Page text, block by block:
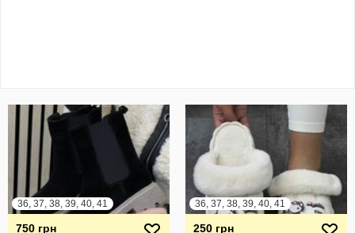
36, 37, 38, 39, 40, 41
750 грн
36, 37, 38, 39, 40, 41
250 грн